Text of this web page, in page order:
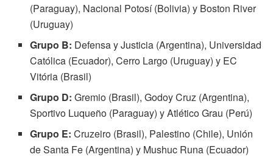
(Paraguay), Nacional Potosí (Bolivia) y Boston River
(Uruguay)
Grupo B: Defensa y Justicia (Argentina), Universidad
Católica (Ecuador), Cerro Largo (Uruguay) y EC
Vitória (Brasil)
Grupo D: Gremio (Brasil), Godoy Cruz (Argentina),
Sportivo Luqueño (Paraguay) y Atlético Grau (Perú)
Grupo E: Cruzeiro (Brasil), Palestino (Chile), Unión
de Santa Fe (Argentina) y Mushuc Runa (Ecuador)